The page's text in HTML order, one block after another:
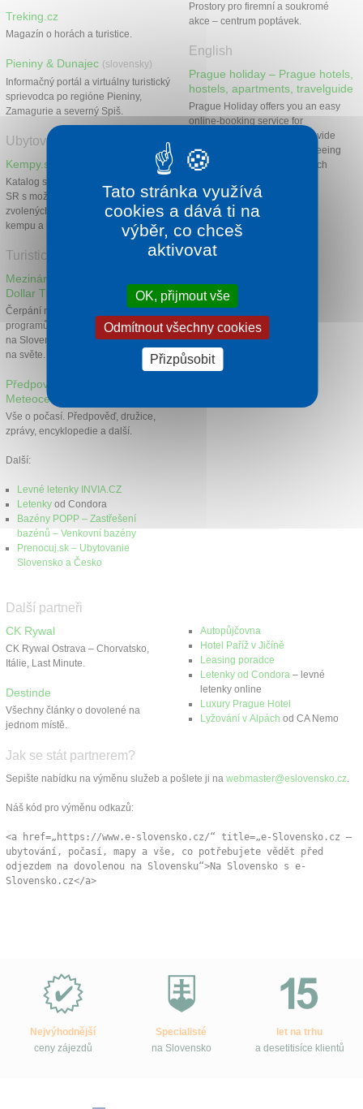
Treking.cz
Magazín o horách a turistice.
Pieniny & Dunajec (slovensky)
Informačný portál a virtuálny turistický
sprievodca po regióne Pieniny,
Zamagurie a severný Spiš.
Ubytování
Kempy.sk
Katalog s 530 kempy na území ČR a
SR s možností vyhledávání dle
zvolených požadavků na vybavení
kempu a lokalitu.
Turistické služby
Mezinárodní autopůjčovna
Dollar Thrifty
Čerpání mezinárodních bonusových
programů. 26 poboček v Čechách a
na Slovensku a 1600 poboček
na světe.
Předpověď počasí
Meteocentrum
Vše o počasí. Předpověď, družice,
zprávy, encyklopedie a další.
Další:
Levné letenky INVIA.CZ
Letenky od Condora
Bazény POPP – Zastřešení
bazénů – Venkovní bazény
Prenocuj.sk – Ubytovanie
Slovensko a Česko
Prostory pro firemní a soukromé
akce – centrum poptávek.
English
Prague holiday – Prague hotels,
hostels, apartments, travelguide
Prague Holiday offers you an easy
online-booking service for
accommodation, and can provide
helpful information for sight-seeing
and travelling in Prague, Czech
Další partneři
CK Rywal
CK Rywal Ostrava – Chorvatsko,
Itálie, Last Minute.
Destinde
Všechny články o dovolené na
jednom místě.
Autopůjčovna
Hotel Paříž v Jičíně
Leasing poradce
Letenky od Condora– levné
letenky online
Luxury Prague Hotel
Lyžování v Alpách od CA Nemo
Jak se stát partnerem?
Sepište nabídku na výměnu služeb a pošlete ji na webmaster@eslovensko.cz.
Náš kód pro výměnu odkazů:
<a href=„https://www.e-slovensko.cz/“ title=„e-Slovensko.cz –
ubytování, počasí, mapy a vše, co potřebujete vědět před
odjezdem na dovolenou na Slovensku“>Na Slovensko s e-
Slovensko.cz</a>
Slovensko.cz?
Nejvýhodnější
ceny zájezdů
Specialisté
na Slovensko
let na trhu
a desetitisíce klientů
Tato stránka využívá
cookies a dává ti na
výběr, co chceš
aktivovat
OK, přijmout vše
Odmítnout všechny cookies
Přizpůsobit